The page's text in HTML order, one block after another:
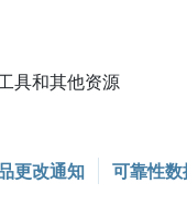
具和其他资源
更改通知 可靠性数